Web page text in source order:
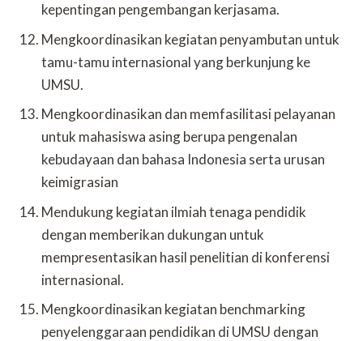
kepentingan pengembangan kerjasama.
Mengkoordinasikan kegiatan penyambutan untuk
tamu-tamu internasional yang berkunjung ke
UMSU.
Mengkoordinasikan dan memfasilitasi pelayanan
untuk mahasiswa asing berupa pengenalan
kebudayaan dan bahasa Indonesia serta urusan
keimigrasian
Mendukung kegiatan ilmiah tenaga pendidik
dengan memberikan dukungan untuk
mempresentasikan hasil penelitian di konferensi
internasional.
Mengkoordinasikan kegiatan benchmarking
penyelenggaraan pendidikan di UMSU dengan